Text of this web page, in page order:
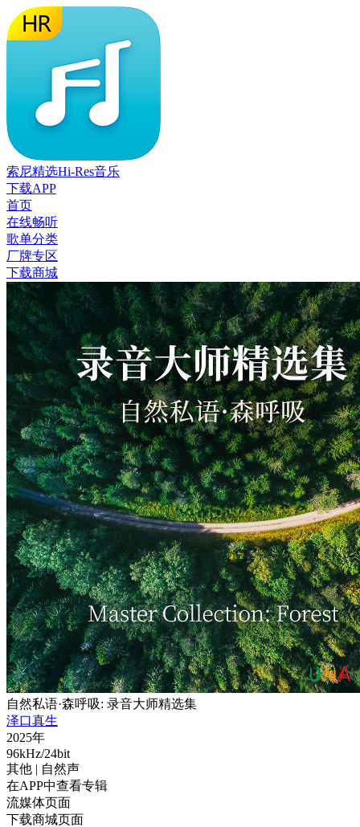
索尼精选Hi-Res音乐
下载APP
首页
在线畅听
歌单分类
厂牌专区
下载商城
自然私语·森呼吸: 录音大师精选集
泽口真生
2025年
96kHz/24bit
其他 | 自然声
在APP中查看专辑
流媒体页面
下载商城页面